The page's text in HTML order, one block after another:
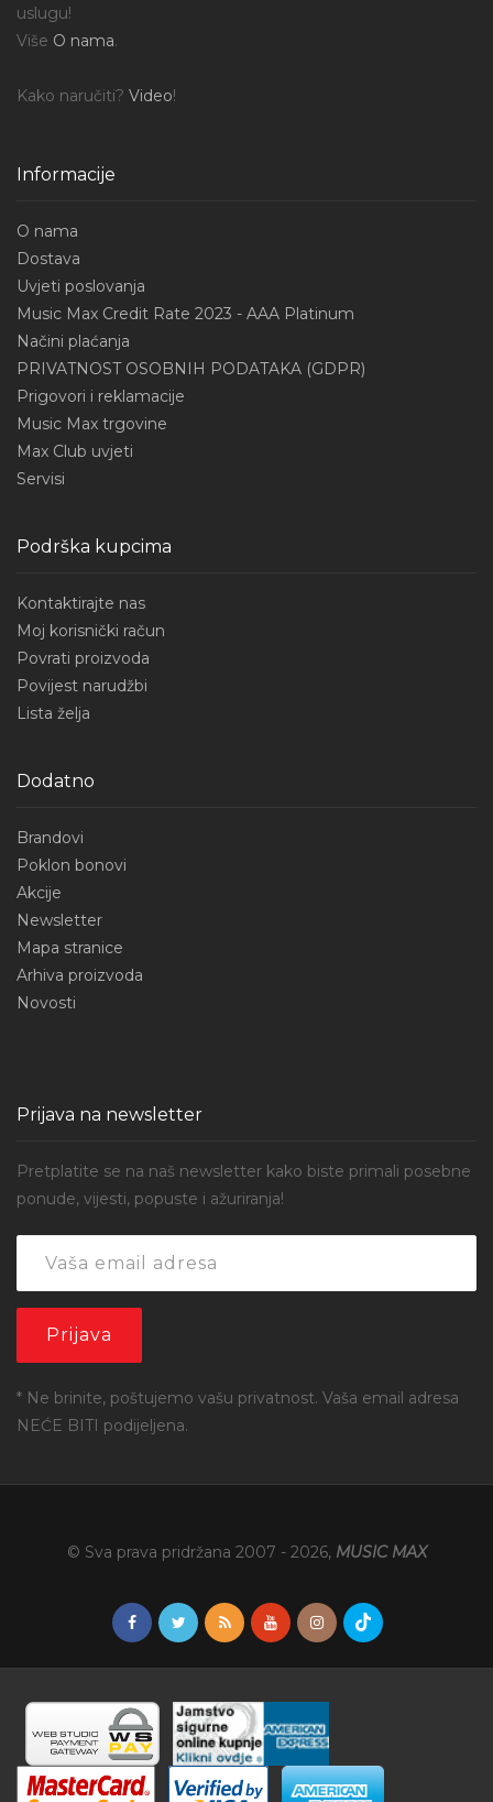
uslugu!
Više O nama.
Kako naručiti? Video!
Informacije
O nama
Dostava
Uvjeti poslovanja
Music Max Credit Rate 2023 - AAA Platinum
Načini plaćanja
PRIVATNOST OSOBNIH PODATAKA (GDPR)
Prigovori i reklamacije
Music Max trgovine
Max Club uvjeti
Servisi
Podrška kupcima
Kontaktirajte nas
Moj korisnički račun
Povrati proizvoda
Povijest narudžbi
Lista želja
Dodatno
Brandovi
Poklon bonovi
Akcije
Newsletter
Mapa stranice
Arhiva proizvoda
Novosti
Prijava na newsletter
Pretplatite se na naš newsletter kako biste primali posebne
ponude, vijesti, popuste i ažuriranja!
* Ne brinite, poštujemo vašu privatnost. Vaša email adresa
NEĆE BITI podijeljena.
© Sva prava pridržana 2007 - 2026, MUSIC MAX